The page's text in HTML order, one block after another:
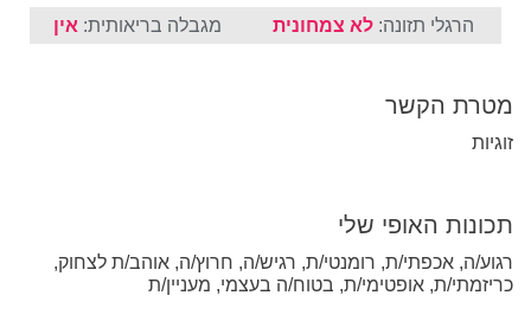
הרגלי תזונה: לא צמחונית מגבלה בריאותית: אין
מטרת הקשר
זוגיות
תכונות האופי שלי
רגוע/ה, אכפתי/ת, רומנטי/ת, רגיש/ה, חרוץ/ה, אוהב/ת לצחוק,
כריזמתי/ת, אופטימי/ת, בטוח/ה בעצמי, מעניין/ת